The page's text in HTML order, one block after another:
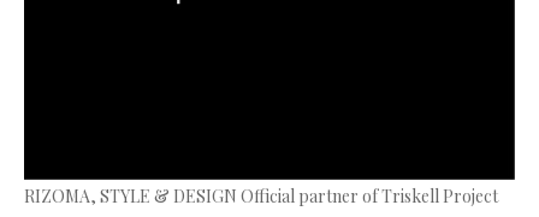
RIZOMA, STYLE & DESIGN Official partner of Triskell Project